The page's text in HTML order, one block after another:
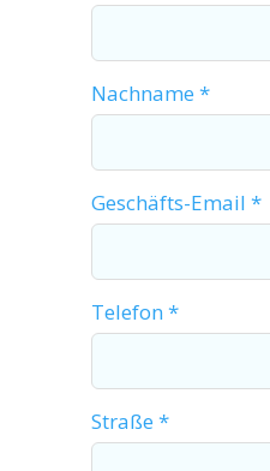
Nachname *
Geschäfts-Email *
Telefon *
Straße *